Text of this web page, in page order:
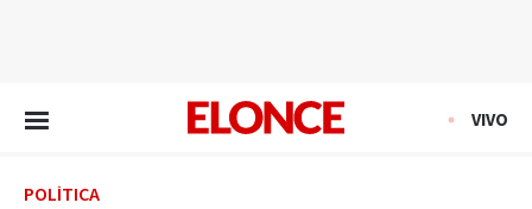
VIVO
POLÍTICA